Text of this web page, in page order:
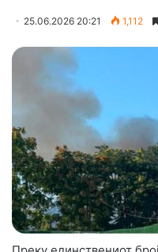
25.06.2026 20:21 1,112